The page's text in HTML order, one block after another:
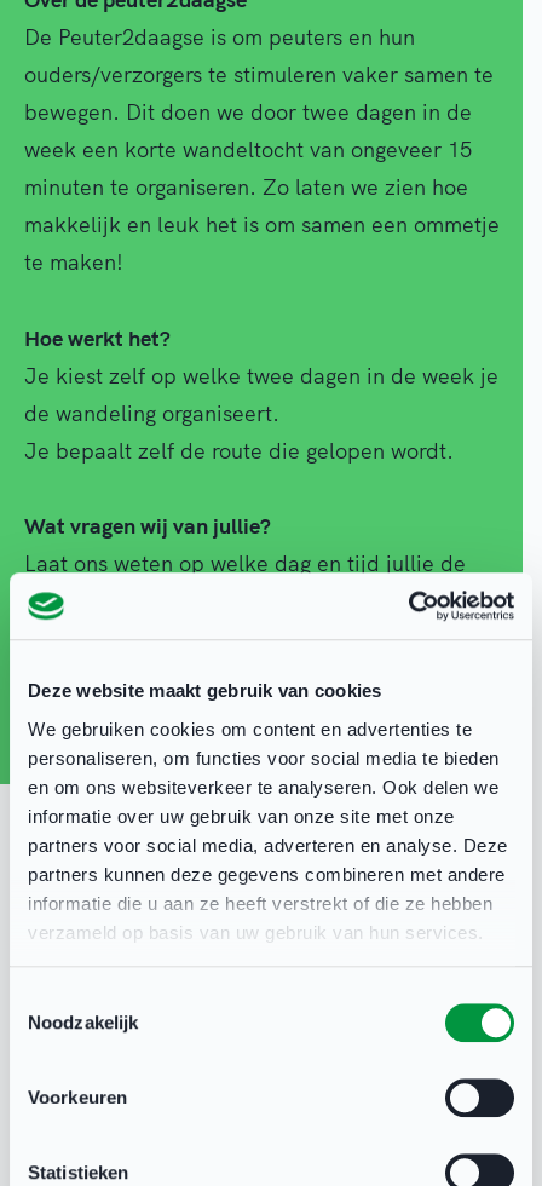
Deze website maakt gebruik van cookies
We gebruiken cookies om content en advertenties te
personaliseren, om functies voor social media te bieden
en om ons websiteverkeer te analyseren. Ook delen we
informatie over uw gebruik van onze site met onze
partners voor social media, adverteren en analyse. Deze
partners kunnen deze gegevens combineren met andere
informatie die u aan ze heeft verstrekt of die ze hebben
verzameld op basis van uw gebruik van hun services.
Noodzakelijk
Voorkeuren
Statistieken
De Peuter2daagse is om peuters en hun
ouders/verzorgers te stimuleren vaker samen te
bewegen. Dit doen we door twee dagen in de
week een korte wandeltocht van ongeveer 15
minuten te organiseren. Zo laten we zien hoe
makkelijk en leuk het is om samen een ommetje
te maken!
Hoe werkt het?
Je kiest zelf op welke twee dagen in de week je
de wandeling organiseert.
Je bepaalt zelf de route die gelopen wordt.
Wat vragen wij van jullie?
Laat ons weten op welke dag en tijd jullie de
laatste wandeling plannen, zodat wij kunnen
proberen aanwezig te zijn bij de afsluiting.
ouders en andere kinderopvanglocaties in jullie
netwerk, zodat zij eventueel ook kunnen
aansluiten.
Geef je hier op:
Naam contactpersoon: